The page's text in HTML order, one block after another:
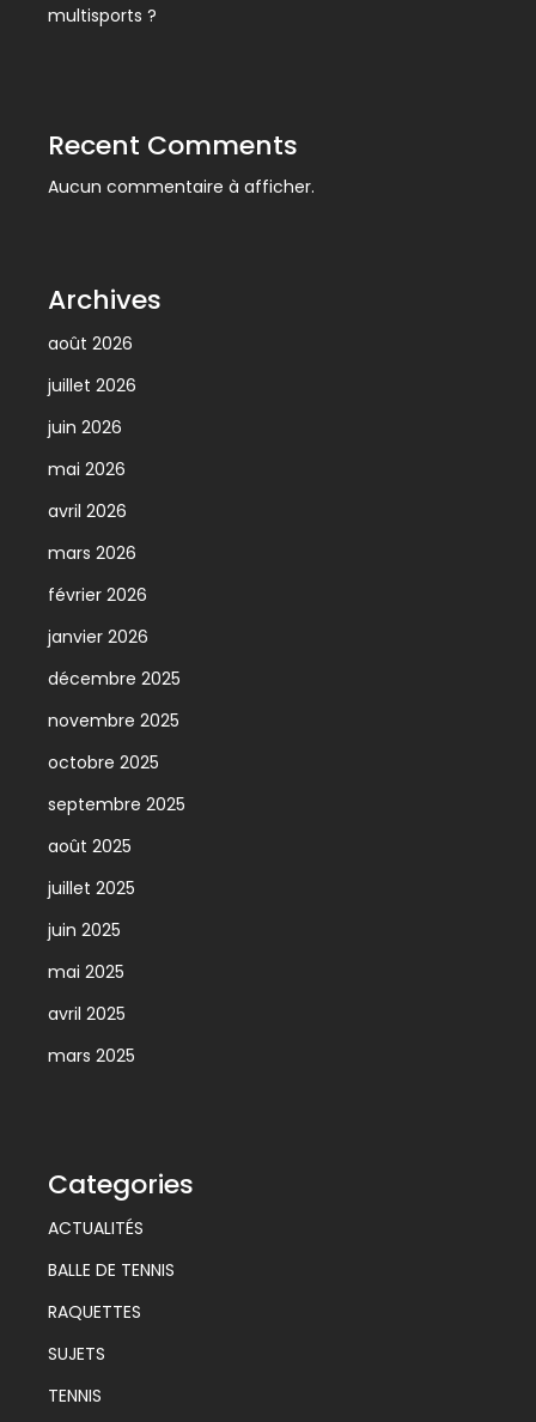
multisports ?
Recent Comments
Aucun commentaire à afficher.
Archives
août 2026
juillet 2026
juin 2026
mai 2026
avril 2026
mars 2026
février 2026
janvier 2026
décembre 2025
novembre 2025
octobre 2025
septembre 2025
août 2025
juillet 2025
juin 2025
mai 2025
avril 2025
mars 2025
Categories
ACTUALITÉS
BALLE DE TENNIS
RAQUETTES
SUJETS
TENNIS